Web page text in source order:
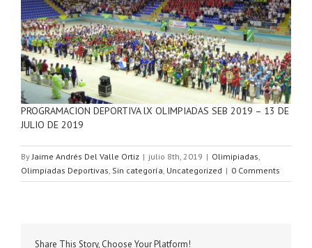
PROGRAMACION DEPORTIVA lX OLIMPIADAS SEB 2019 – 13 DE
JULIO DE 2019
ByJaime Andrés Del Valle Ortiz | julio 8th, 2019 | Olimipiadas,
Olimpiadas Deportivas, Sin categoría, Uncategorized | 0 Comments
Share This Story, Choose Your Platform!